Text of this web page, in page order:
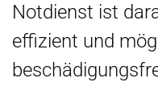
Notdienst ist
effizient und